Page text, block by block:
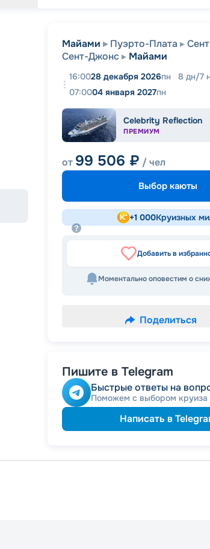
Майами Пуэрто-Плата
Сент-Джонс
Майами
16:0028 декабря 2026пн 8 дн/7
07:0004 января 2027пн
Celebrity Reflection
ПРЕМИУМ
от 99 506 ₽ / чел
Выбор каюты
+1 000Круизных
Добавить в
Моментально оповестим о
Поделиться
Пишите в Telegram
Быстрые ответы на
Поможем с выбором круиза
Написать в